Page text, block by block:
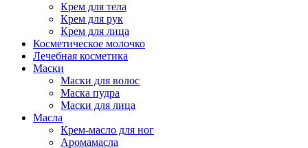
Крем для тела
Крем для рук
Крем для лица
Косметическое молочко
Лечебная косметика
Маски
Маски для волос
Маска пудра
Маски для лица
Масла
Крем-масло для ног
Аромамасла